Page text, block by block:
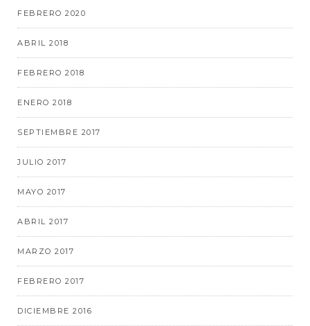
FEBRERO 2020
ABRIL 2018
FEBRERO 2018
ENERO 2018
SEPTIEMBRE 2017
JULIO 2017
MAYO 2017
ABRIL 2017
MARZO 2017
FEBRERO 2017
DICIEMBRE 2016